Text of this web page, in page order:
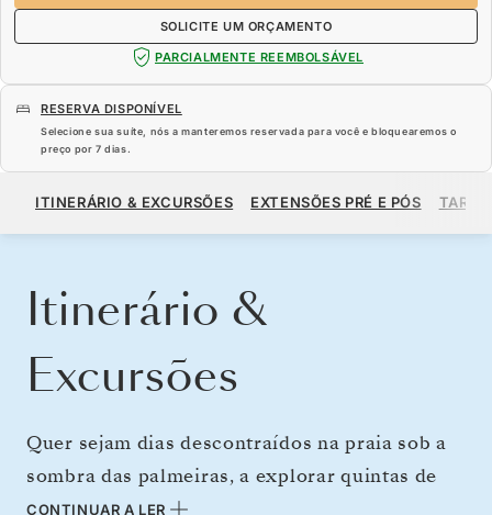
SOLICITE UM ORÇAMENTO
PARCIALMENTE REEMBOLSÁVEL
RESERVA DISPONÍVEL
Selecione sua suíte, nós a manteremos reservada para você e bloquearemos o
preço por 7 dias.
A PARTIR DE US$ 5.280
ITINERÁRIO & EXCURSÕES EXTENSÕES PRÉ E PÓS
Itinerário &
Excursões
Quer sejam dias descontraídos na praia sob a
sombra das palmeiras, a explorar quintas de
pérolas ou a andar de caiaque pelos rios de
CONTINUAR A LER